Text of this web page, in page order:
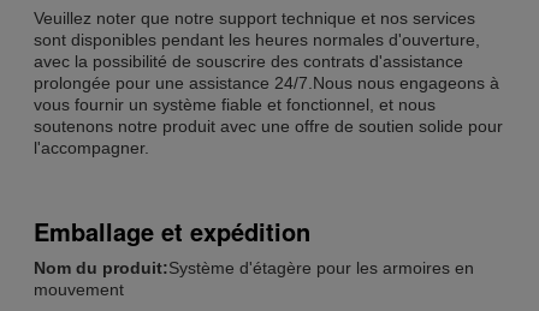
Veuillez noter que notre support technique et nos services
sont disponibles pendant les heures normales d'ouverture,
avec la possibilité de souscrire des contrats d'assistance
prolongée pour une assistance 24/7.Nous nous engageons à
vous fournir un système fiable et fonctionnel, et nous
soutenons notre produit avec une offre de soutien solide pour
l'accompagner.
Emballage et expédition
Nom du produit:Système d'étagère pour les armoires en
mouvement